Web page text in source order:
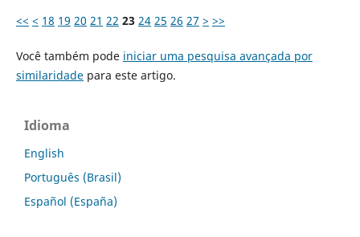
<< < 18 19 20 21 22 23 24 25 26 27 > >>
Você também pode iniciar uma pesquisa avançada por
similaridadepara este artigo.
Idioma
English
Português (Brasil)
Español (España)